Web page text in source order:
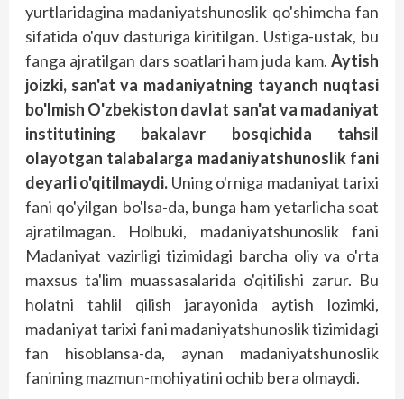
yurtlaridagina madaniyatshunoslik qo'shimcha fan
sifatida o'quv dasturiga kiritilgan. Ustiga-ustak, bu
fanga ajratilgan dars soatlari ham juda kam. Aytish
joizki, san'at va madaniyatning tayanch nuqtasi
bo'lmish O'zbekiston davlat san'at va madaniyat
institutining bakalavr bosqichida tahsil
olayotgan talabalarga madaniyatshunoslik fani
deyarli o'qitilmaydi. Uning o'rniga madaniyat tarixi
fani qo'yilgan bo'lsa-da, bunga ham yetarlicha soat
ajratilmagan. Holbuki, madaniyatshunoslik fani
Madaniyat vazirligi tizimidagi barcha oliy va o'rta
maxsus ta'lim muassasalarida o'qitilishi zarur. Bu
holatni tahlil qilish jarayonida aytish lozimki,
madaniyat tarixi fani madaniyatshunoslik tizimidagi
fan hisoblansa-da, aynan madaniyatshunoslik
fanining mazmun-mohiyatini ochib bera olmaydi.